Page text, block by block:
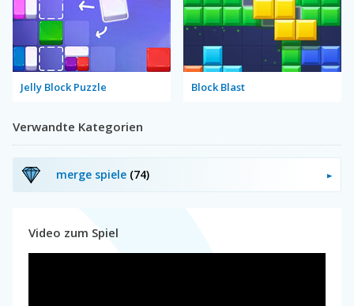
Jelly Block Puzzle Block Blast
Verwandte Kategorien
merge spiele (74)
Video zum Spiel